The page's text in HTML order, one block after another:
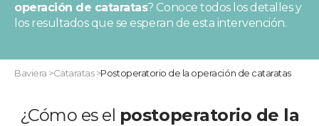
operación de cataratas? Conoce todos los detalles y
los resultados que se esperan de esta intervención.
Baviera >Cataratas>Postoperatorio de la operación de cataratas
¿Cómo es el postoperatorio de la